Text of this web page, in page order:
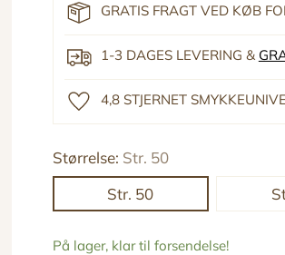
GRATIS FRAGT VED KØB
1-3 DAGES LEVERING &
4,8 STJERNET
Størrelse: Str. 50
Str. 50
På lager, klar til forsendelse!